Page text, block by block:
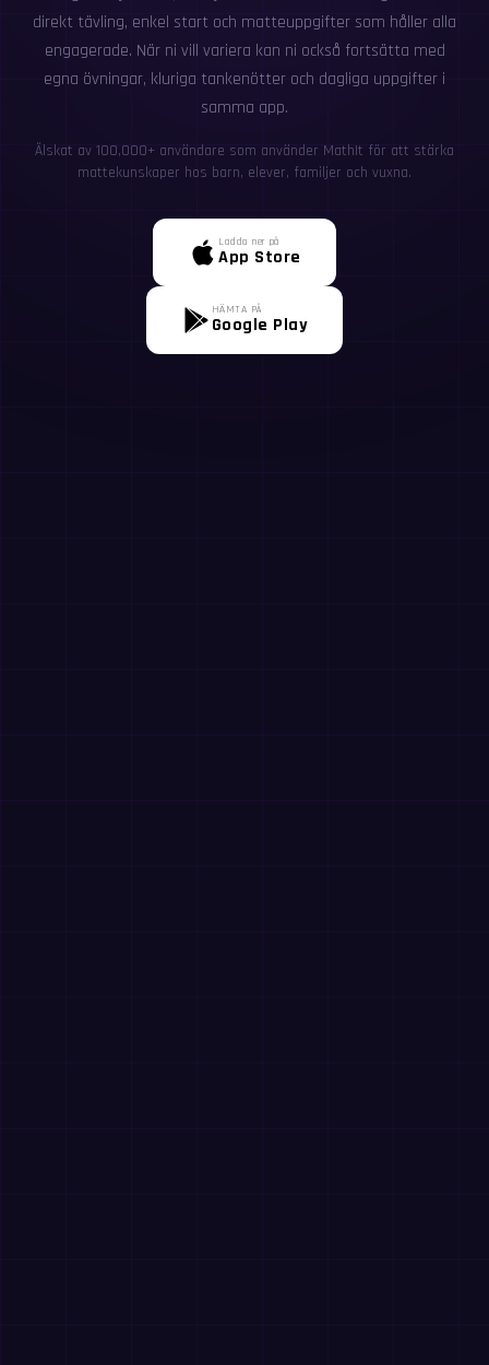
direkt tävling, enkel start och matteuppgifter som håller alla
engagerade. När ni vill variera kan ni också fortsätta med
egna övningar, kluriga tankenötter och dagliga uppgifter i
samma app.
Älskat av 100,000+ användare som använder MathIt för att stärka
mattekunskaper hos barn, elever, familjer och vuxna.
Ladda ner på
App Store
HÄMTA PÅ
Google Play